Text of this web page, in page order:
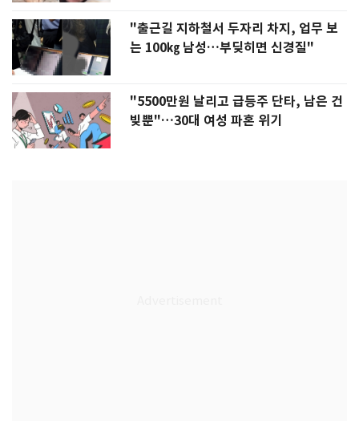
"출근길 지하철서 두자리 차지, 업무 보
는 100㎏ 남성…부딪히면 신경질"
"5500만원 날리고 급등주 단타, 남은 건
빚뿐"…30대 여성 파혼 위기